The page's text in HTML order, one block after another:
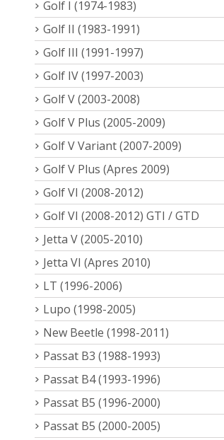
Golf I (1974-1983)
Golf II (1983-1991)
Golf III (1991-1997)
Golf IV (1997-2003)
Golf V (2003-2008)
Golf V Plus (2005-2009)
Golf V Variant (2007-2009)
Golf V Plus (Apres 2009)
Golf VI (2008-2012)
Golf VI (2008-2012) GTI / GTD
Jetta V (2005-2010)
Jetta VI (Apres 2010)
LT (1996-2006)
Lupo (1998-2005)
New Beetle (1998-2011)
Passat B3 (1988-1993)
Passat B4 (1993-1996)
Passat B5 (1996-2000)
Passat B5 (2000-2005)